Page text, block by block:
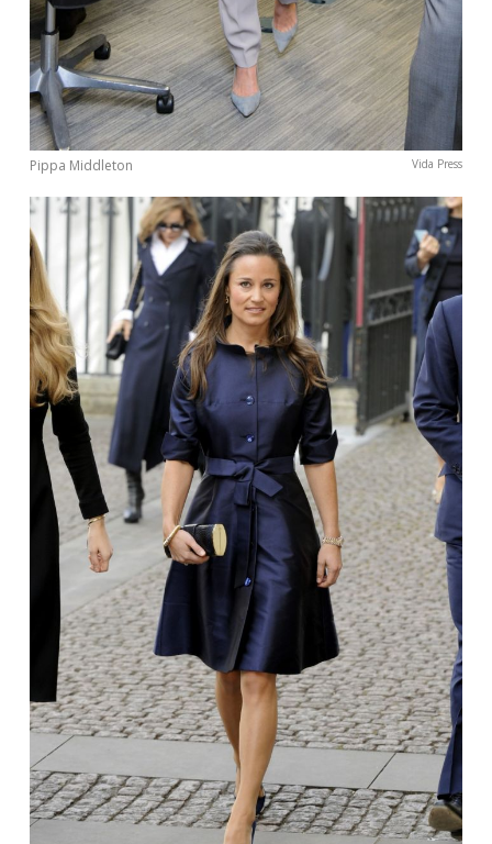
Pippa Middleton Vida Press